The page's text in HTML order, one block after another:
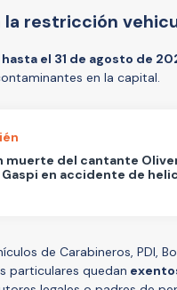
restricción
hasta el 31 de agosto de
en la capital.
muerte del cantante
en accidente de
de Carabineros, PDI,
particulares quedan